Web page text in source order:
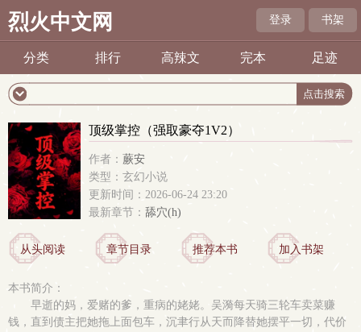
烈火中文网 登录 书架
分类 排行 高辣文 完本 足迹
顶级掌控（强取豪夺1V2）
作者： 蕨安
类型：玄幻小说
更新时间：2026-06-24 23:20
最新章节： 舔穴(h)
从头阅读 章节目录 推荐本书 加入书架
本书简介：
早逝的妈，爱赌的爹，重病的姥姥。吴漪每天骑三轮车卖菜赚
钱，直到债主把她拖上面包车，沉聿行从天而降替她摆平一切，代价